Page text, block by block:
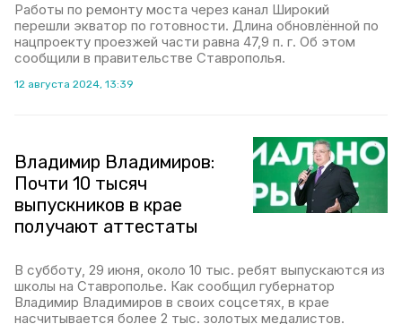
Работы по ремонту моста через канал Широкий
перешли экватор по готовности. Длина обновлённой по
нацпроекту проезжей части равна 47,9 п. г. Об этом
сообщили в правительстве Ставрополья.
12 августа 2024, 13:39
Владимир Владимиров:
Почти 10 тысяч
выпускников в крае
получают аттестаты
В субботу, 29 июня, около 10 тыс. ребят выпускаются из
школы на Ставрополье. Как сообщил губернатор
Владимир Владимиров в своих соцсетях, в крае
насчитывается более 2 тыс. золотых медалистов.